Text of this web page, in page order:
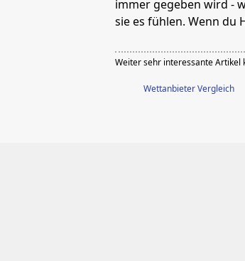
immer gegeben wird -
sie es fühlen. Wenn du
Weiter sehr interessante Artikel
Wettanbieter Vergleich